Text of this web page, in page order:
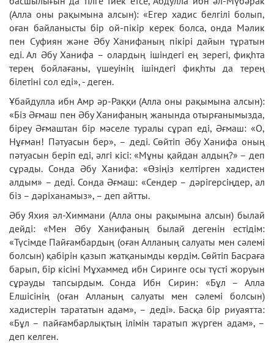
(Алла оны рақымына алсын): «Егер хадис белгілі болып,
оған байланысты бір ой-пікір керек болса, онда Мәлик
пен Суфиян және Әбу Ханифаның пікірі дайын тұратын
еді. Ал Әбу Ханифа – олардың ішіндегі ең зерегі, фиқһта
терең бойлағаны, үшеуінің ішіндегі фиқһты да терең
білетіні сол еді», - деген.
Ұбайдулла ибн Амр әр-Раққи (Алла оны рақымына алсын):
«Біз Әғмаш пен Әбу Ханифаның жанында отырғанымызда,
біреу Әғмаштан бір мәселе туралы сұрап еді, Әғмаш: «О,
Нұғман! Пәтуасын бер», – деді. Сөйтіп Әбу Ханифа оның
пәтуасын беріп еді, әлгі кісі: «Мұны қайдан алдың?» – деп
сұрады. Сонда Әбу Ханифа: «Өзіңіз келтірген хадистен
алдым» – деді. Сонда Әғмаш: «Сендер – дәрігерсіңдер, ал
біз – дәріханамыз», – деп айтты.
Әбу Яхия әл-Химмани (Алла оны рақымына алсын) былай
дейді: «Мен Әбу Ханифаның былай дегенін естідім:
«Түсімде Пайғамбардың (оған Алланың салуаты мен сәлемі
болсын) қабірін қазып жатқанымды көрдім. Сөйтіп Басраға
барып, бір кісіні Мұхаммед ибн Сиринге осы түсті жоруын
сұрауды тапсырдым. Сонда Ибн Сирин: «Бұл – Алла
Елшісінің (оған Алланың салуаты мен сәлемі болсын)
хадистерін тарататын адам», – деді». Басқа бір риуаятта:
«Бұл – пайғамбарлықтың ілімін таратып жүрген адам», –
деп келген.